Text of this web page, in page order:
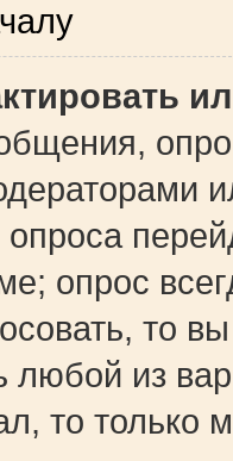
опрос
то
любой из
то только